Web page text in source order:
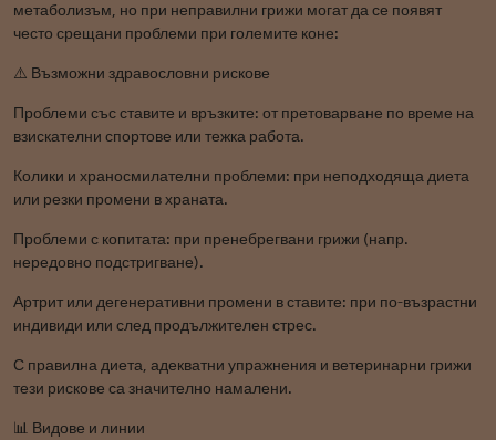
метаболизъм, но при неправилни грижи могат да се появят
често срещани проблеми при големите коне:
⚠️ Възможни здравословни рискове
Проблеми със ставите и връзките: от претоварване по време на
взискателни спортове или тежка работа.
Колики и храносмилателни проблеми: при неподходяща диета
или резки промени в храната.
Проблеми с копитата: при пренебрегвани грижи (напр.
нередовно подстригване).
Артрит или дегенеративни промени в ставите: при по-възрастни
индивиди или след продължителен стрес.
С правилна диета, адекватни упражнения и ветеринарни грижи
тези рискове са значително намалени.
📊 Видове и линии